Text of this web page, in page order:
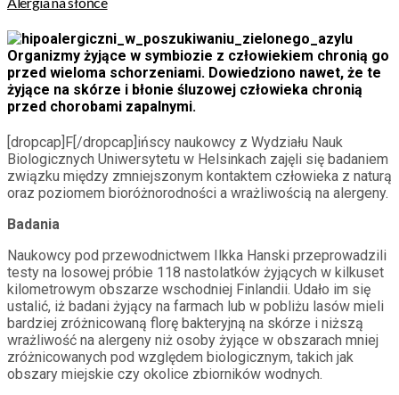
Organizmy żyjące w symbiozie z człowiekiem chronią go
przed wieloma schorzeniami. Dowiedziono nawet, że te
żyjące na skórze i błonie śluzowej człowieka chronią
przed chorobami zapalnymi.
[dropcap]F[/dropcap]ińscy naukowcy z Wydziału Nauk
Biologicznych Uniwersytetu w Helsinkach zajęli się badaniem
związku między zmniejszonym kontaktem człowieka z naturą
oraz poziomem bioróżnorodności a wrażliwością na alergeny.
Badania
Naukowcy pod przewodnictwem Ilkka Hanski przeprowadzili
testy na losowej próbie 118 nastolatków żyjących w kilkuset
kilometrowym obszarze wschodniej Finlandii. Udało im się
ustalić, iż badani żyjący na farmach lub w pobliżu lasów mieli
bardziej zróżnicowaną florę bakteryjną na skórze i niższą
wrażliwość na alergeny niż osoby żyjące w obszarach mniej
zróżnicowanych pod względem biologicznym, takich jak
obszary miejskie czy okolice zbiorników wodnych.